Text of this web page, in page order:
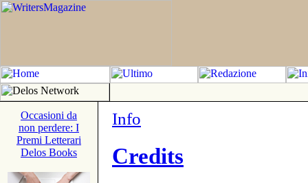
Occasioni da
non perdere: I
Premi Letterari
Delos Books
Info
Credits